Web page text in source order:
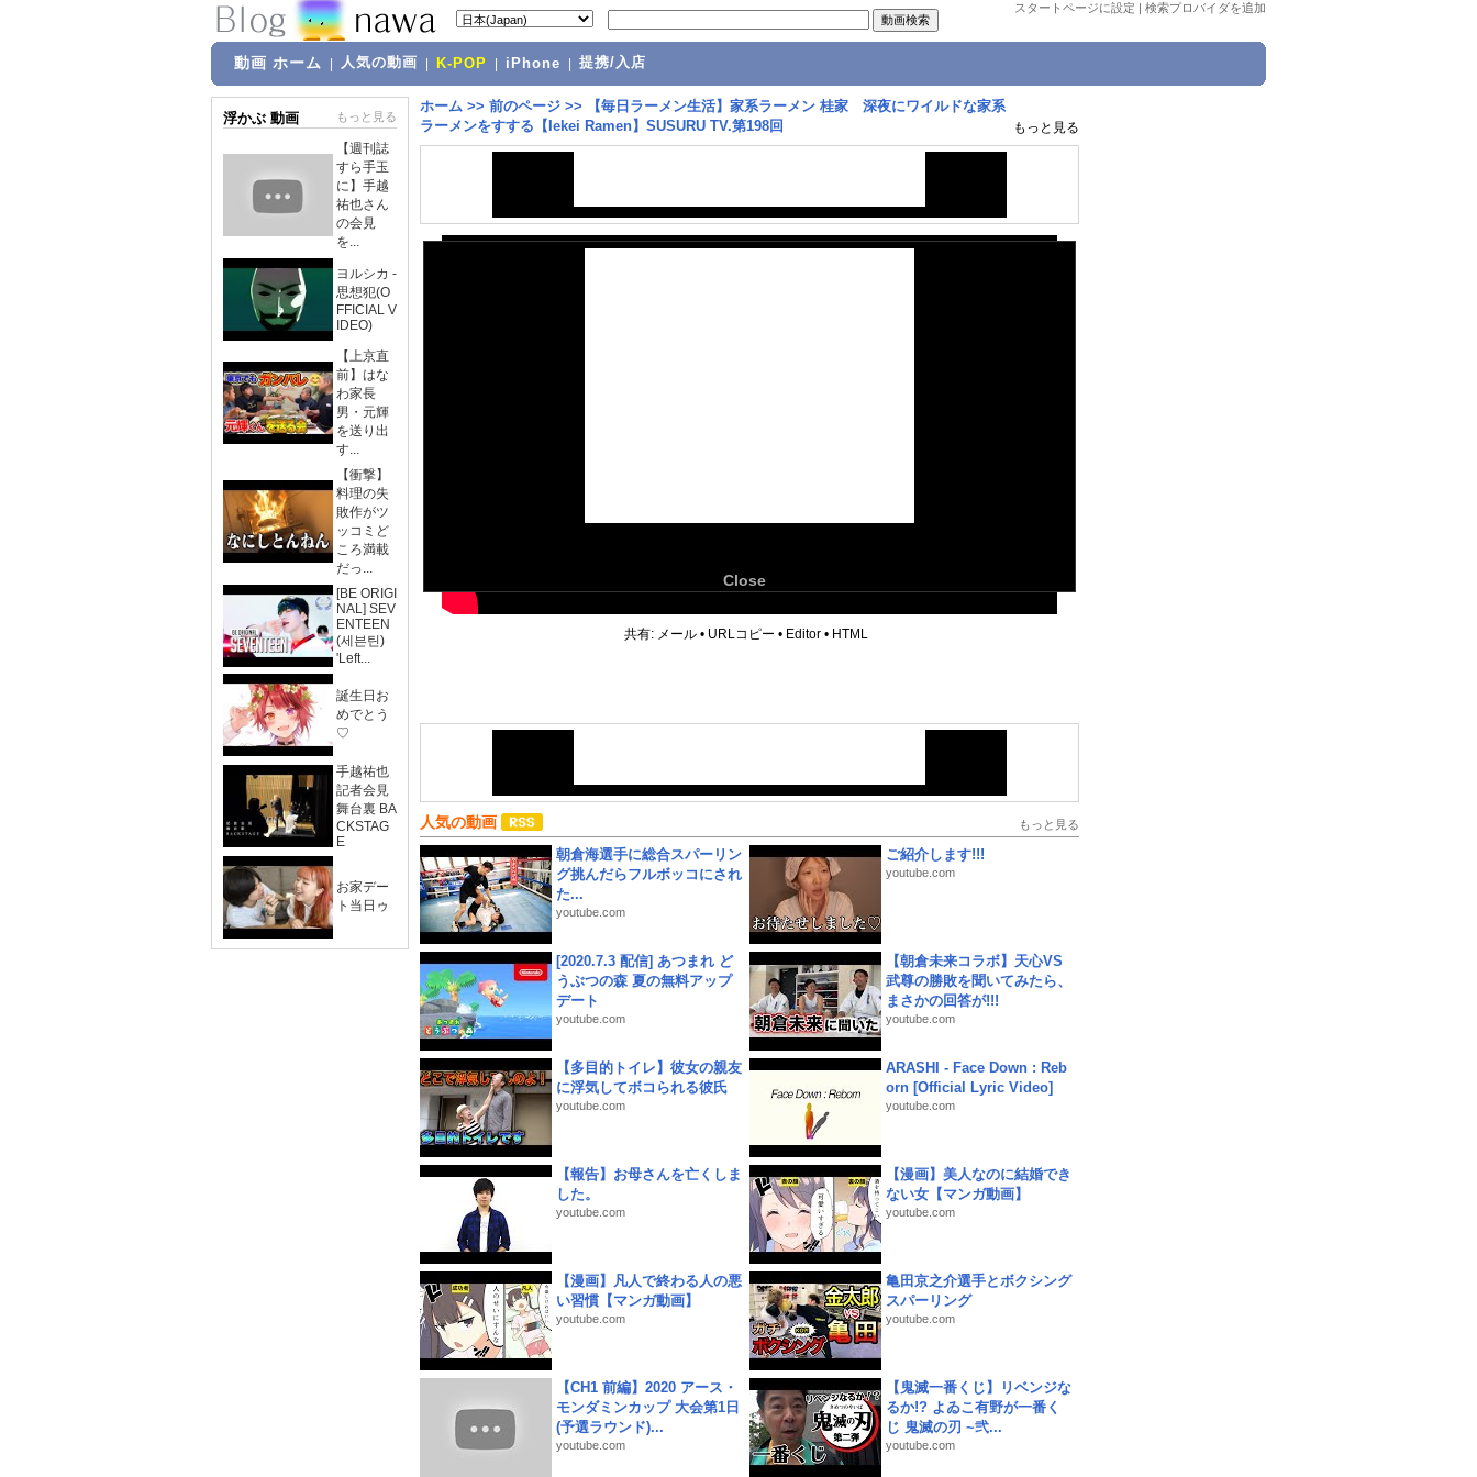
スタートページに設定 | 検索プロバイダを追加
動画 ホーム 人気の動画 K-POP iPhone 提携/入店
浮かぶ 動画 もっと見る
【週刊誌
すら手玉
に】手越
祐也さん
の会見
を...
ヨルシカ -
思想犯(O
FFICIAL V
IDEO)
【上京直
前】はな
わ家長
男・元輝
を送り出
す...
【衝撃】
料理の失
敗作がツ
ッコミど
ころ満載
だっ...
[BE ORIGI
NAL] SEV
ENTEEN
(세븐틴)
'Left...
誕生日お
めでとう
♡
手越祐也
記者会見
舞台裏 BA
CKSTAG
E
お家デー
ト当日ゥ
ホーム >> 前のページ >>
【毎日ラーメン生活】家系ラーメン 桂家 深夜にワイルドな家系
ラーメンをすする【Iekei Ramen】SUSURU TV.第198回
もっと見る
Close
共有: メール • URLコピー • Editor • HTML
人気の動画 もっと見る
朝倉海選手に総合スパーリン
グ挑んだらフルボッコにされ
た...
youtube.com
ご紹介します!!!
youtube.com
[2020.7.3 配信] あつまれ ど
うぶつの森 夏の無料アップ
デート
youtube.com
【朝倉未来コラボ】天心VS
武尊の勝敗を聞いてみたら、
まさかの回答が!!!
youtube.com
【多目的トイレ】彼女の親友
に浮気してボコられる彼氏
youtube.com
ARASHI - Face Down : Reb
orn [Official Lyric Video]
youtube.com
【報告】お母さんを亡くしま
した。
youtube.com
【漫画】美人なのに結婚でき
ない女【マンガ動画】
youtube.com
【漫画】凡人で終わる人の悪
い習慣【マンガ動画】
youtube.com
亀田京之介選手とボクシング
スパーリング
youtube.com
【CH1 前編】2020 アース・
モンダミンカップ 大会第1日
(予選ラウンド)...
youtube.com
【鬼滅一番くじ】リベンジな
るか!? よゐこ有野が一番く
じ 鬼滅の刃 ~弐...
youtube.com